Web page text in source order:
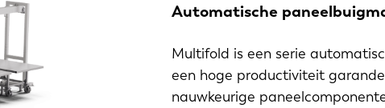
Automatische
Multifold is een serie
een hoge productiviteit
nauwkeurige